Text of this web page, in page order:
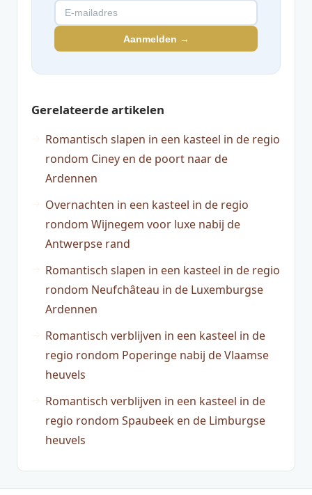
Aanmelden →
Gerelateerde artikelen
Romantisch slapen in een kasteel in de regio
rondom Ciney en de poort naar de
Ardennen
Overnachten in een kasteel in de regio
rondom Wijnegem voor luxe nabij de
Antwerpse rand
Romantisch slapen in een kasteel in de regio
rondom Neufchâteau in de Luxemburgse
Ardennen
Romantisch verblijven in een kasteel in de
regio rondom Poperinge nabij de Vlaamse
heuvels
Romantisch verblijven in een kasteel in de
regio rondom Spaubeek en de Limburgse
heuvels